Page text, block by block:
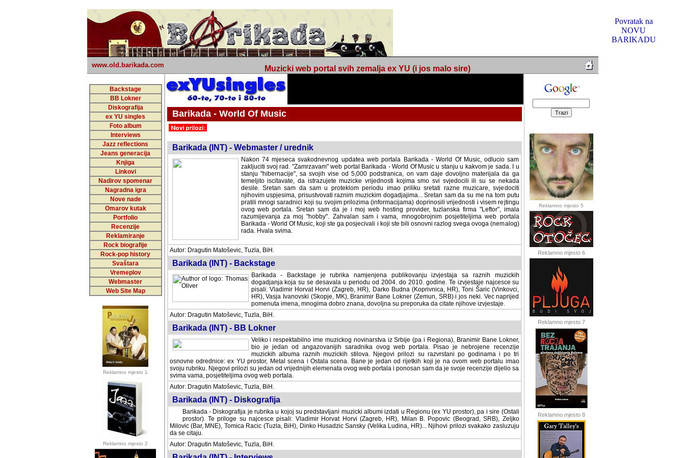
Povratak na
NOVU
BARIKADU
www.old.barikada.com Muzicki web portal svih zemalja ex YU (i jos malo sire)
Backstage
BB Lokner
Diskografija
ex YU singles
Foto album
Interviews
Jazz reflections
Jeans generacija
Knjiga
Linkovi
Nadirov spomenar
Nagradna igra
Nove nade
Omarov kutak
Portfolio
Recenzije
Reklamiranje
Rock biografije
Rock-pop history
Svaštara
Vremeplov
Webmaster
Web Site Map
Reklamno mjesto 1
Reklamno mjesto 2
Barikada - World Of Music
Barikada (INT) - Webmaster / urednik
Nakon 74 mjeseca svakodnevnog updatea web portala Barikada - World Of Music, odlucio sam
zakljuciti svoj rad. "Zamrzavam" web portal Barikada - World Of Music u stanju u kakvom je sada. I u
stanju "hibernacije", sa svojih vise od 5,000 podstranica, on vam daje dovoljno materijala da ga
temeljito iscitavate, da istrazujete muzicke vrijednosti kojima smo svi svjedocili ili su se nekada desile.
Sretan sam da sam u proteklom periodu imao priliku sretati razne muzicare, svjedociti njihovim
uspjesima, prisustvovati raznim muzickim dogadjajima... Sretan sam da su me na tom putu pratili
mnogi saradnici koji su svojim prilozima (informacijama) doprinosili vrijednosti i visem rejtingu ovog
web portala. Sretan sam da je i moj web hosting provider, tuzlanska firma "Leftor", imala
razumijevanja za moj "hobby". Zahvalan sam i vama, mnogobrojnim posjetiteljima web portala
Barikada - World Of Music, koji ste ga posjecivali i koji ste bili osnovni razlog svega ovoga (nemalog)
rada. Hvala svima.
Autor: Dragutin Matoševic, Tuzla, BiH.
Barikada (INT) - Backstage
Barikada - Backstage je rubrika namjenjena publikovanju izvjestaja sa raznih muzickih
dogadjanja koja su se desavala u periodu od 2004. do 2010. godine. Te izvjestaje najcesce su
pisali: Vladimir Horvat Horvi (Zagreb, HR), Darko Budna (Koprivnica, HR), Toni Šaric (Vinkovci,
HR), Vasja Ivanovski (Skopje, MK), Branimir Bane Lokner (Zemun, SRB) i jos neki. Vec naprijed
pomenuta imena, mnogima dobro znana, dovoljna su preporuka da citate njihove izvjestaje.
Autor: Dragutin Matoševic, Tuzla, BiH.
Barikada (INT) - BB Lokner
Veliko i respektabilno ime muzickog novinarstva iz Srbije (pa i Regiona), Branimir Bane Lokner,
bio je jedan od angazovanijih saradnika ovog web portala. Pisao je nebrojene recenzije muzickih
albuma raznih muzickih stilova. Njegovi prilozi su razvrstani po godinama i po tri osnovne
odrednice: ex YU prostor, Metal scena i Ostala scena. Bane je jedan od rijetkih koji je na ovom web portalu imao svoju rubriku.
Njegovi prilozi su jedan od vrijednijih elemenata ovog web portala i ponosan sam da je svoje recenzije dijelio sa svima vama,
posjetiteljima ovog web portala.
Autor: Dragutin Matoševic, Tuzla, BiH.
Barikada (INT) - Diskografija
Barikada - Diskografija je rubrika u kojoj su predstavljani muzicki albumi izdati u Regionu (ex YU prostor), pa i sire (Ostali
prostor). Te priloge su najcesce pisali: Vladimir Horvat Horvi (Zagreb, HR), Milan B. Popovic (Beograd, SRB), Zeljko Milovic
(Bar, MNE), Tomica Racic (Tuzla, BiH), Dinko Husadzic Sansky (Velika Ludina, HR)... Njihovi prilozi svakako zasluzuju da se
citaju.
Autor: Dragutin Matoševic, Tuzla, BiH.
Reklamno mjesto 5
Reklamno mjesto 6
Reklamno mjesto 7
Reklamno mjesto 8